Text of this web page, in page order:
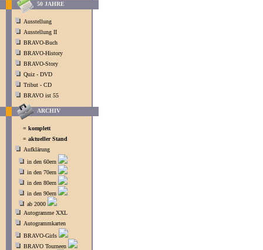
50 JAHRE
Ausstellung
Ausstellung II
BRAVO-Buch
BRAVO-History
BRAVO-Story
Quiz - DVD
Tribut - CD
BRAVO ist 55
ARCHIV
= komplett
= aktueller Stand
Aufklärung
in den 60ern
in den 70ern
in den 80ern
in den 90ern
ab 2000
Autogramme XXL
Autogrammkarten
BRAVO-Girls
BRAVO Tourneen